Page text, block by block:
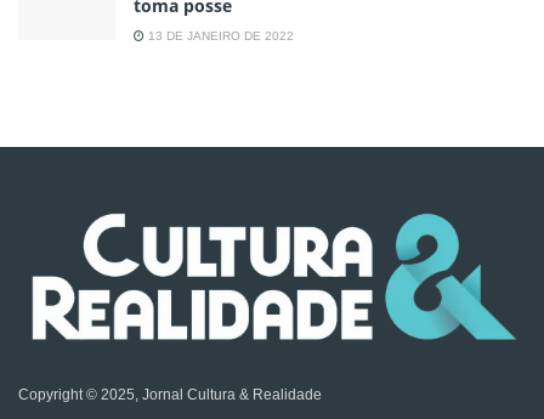
toma posse
13 DE JANEIRO DE 2022
Copyright © 2025, Jornal Cultura & Realidade